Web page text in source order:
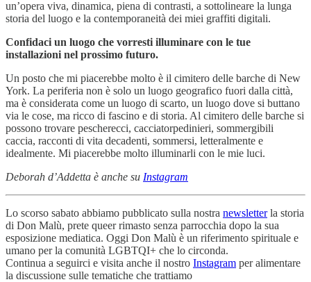
un’opera viva, dinamica, piena di contrasti, a sottolineare la lunga
storia del luogo e la contemporaneità dei miei graffiti digitali.
Confidaci un luogo che vorresti illuminare con le tue
installazioni nel prossimo futuro.
Un posto che mi piacerebbe molto è il cimitero delle barche di New
York. La periferia non è solo un luogo geografico fuori dalla città,
ma è considerata come un luogo di scarto, un luogo dove si buttano
via le cose, ma ricco di fascino e di storia. Al cimitero delle barche si
possono trovare pescherecci, cacciatorpedinieri, sommergibili
caccia, racconti di vita decadenti, sommersi, letteralmente e
idealmente. Mi piacerebbe molto illuminarli con le mie luci.
Deborah d’Addetta è anche su Instagram
Lo scorso sabato abbiamo pubblicato sulla nostra newsletterla storia
di Don Malù, prete queer rimasto senza parrocchia dopo la sua
esposizione mediatica. Oggi Don Malù è un riferimento spirituale e
umano per la comunità LGBTQI+ che lo circonda.
Continua a seguirci e visita anche il nostro Instagram per alimentare
la discussione sulle tematiche che trattiamo